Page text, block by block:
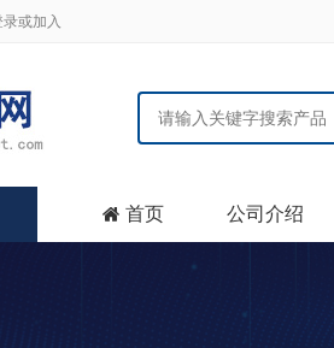
录或加入
 首页 公司介绍